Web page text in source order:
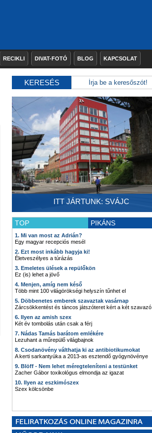
RECIKLI DIVAT-FOTÓ BLOG KAPCSOLAT
KERESÉS
ITT JÁRTUNK: SVÁJC
TOP PIKÁNS
1. Mi van most az Adrián?
Egy magyar recepciós mesél
2. Ezt most inkább hagyja ki!
Életveszélyes a túrázás
3. Emeletes ülések a repülőkön
Ez (is) lehet a jövő
4. Menjen, amíg nem késő
Több mint 100 világörökségi helyszín tűnhet el
5. Döbbenetes emberek szavaztak vasárnap
Zárcsökkentést és táncos játszóteret kért a két szavazó
6. Ilyen az amish szex
Két év tombolás után csak a férj
7. Nádas Tamás barátom emlékére
Lezuhant a műrepülő világbajnok
8. Csodanövény válthatja ki az antibiotikumokat
A kerti sarkantyúka a 2013-as esztendő gyógynövénye
9. Blöff - Nem lehet méregteleníteni a testünket
Zacher Gábor toxikológus elmondja az igazat
10. Ilyen az eszkimószex
Szex kölcsönbe